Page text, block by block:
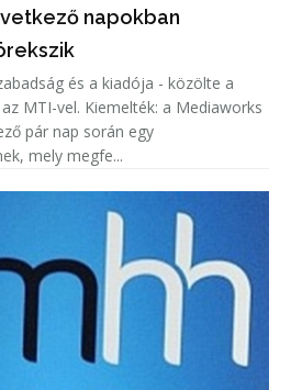
napokban
és a kiadója - közölte a
MTI-vel. Kiemelték: a Mediaworks
pár nap során egy
mely megfe...